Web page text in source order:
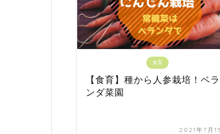
食育
【食育】種から人参栽培！ベラ
ンダ菜園
2021年7月